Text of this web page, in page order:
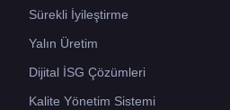
Sürekli İyileştirme
Yalın Üretim
Dijital İSG Çözümleri
Kalite Yönetim Sistemi